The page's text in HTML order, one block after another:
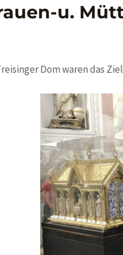
u.
Dom waren das Ziel